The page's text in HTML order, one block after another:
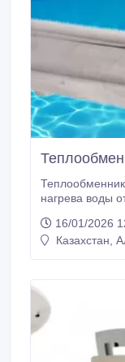
Теплообменники для
нагрева воды
систему
16/01/2026
Казахстан,